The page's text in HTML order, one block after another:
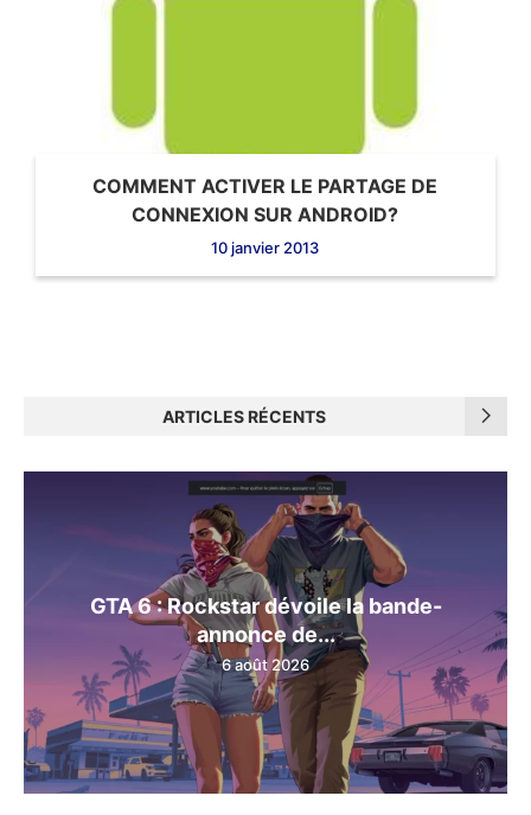
COMMENT ACTIVER LE PARTAGE DE
CONNEXION SUR ANDROID?
10 janvier 2013
ARTICLES RÉCENTS
GTA 6 : Rockstar dévoile la bande-
annonce de...
6 août 2026